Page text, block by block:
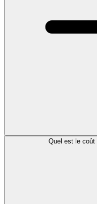
Quel est le coût